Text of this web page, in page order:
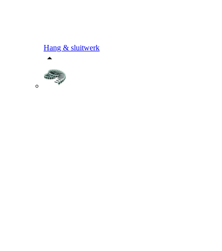
Hang & sluitwerk